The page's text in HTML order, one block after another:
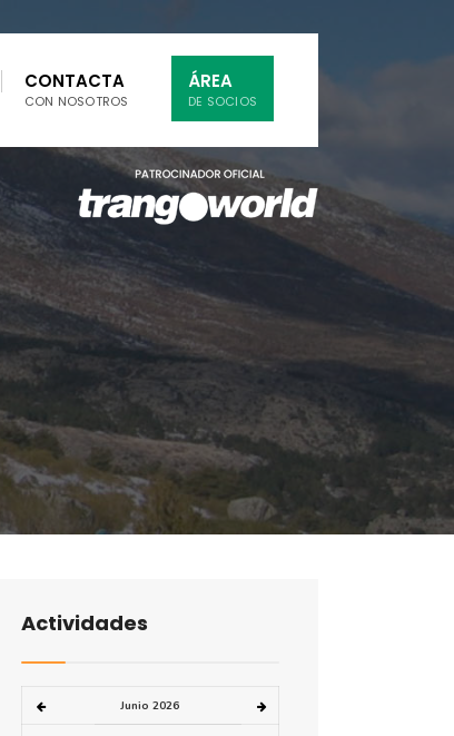
CONTACTA
CON NOSOTROS
ÁREA
DE SOCIOS
Actividades
Junio 2026